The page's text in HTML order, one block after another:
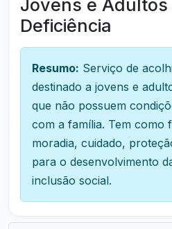
Jovens e Adultos
Deficiência
Resumo: Serviço de
destinado a jovens e
que não possuem
com a família. Tem como
moradia, cuidado,
para o desenvolvimento
inclusão social.